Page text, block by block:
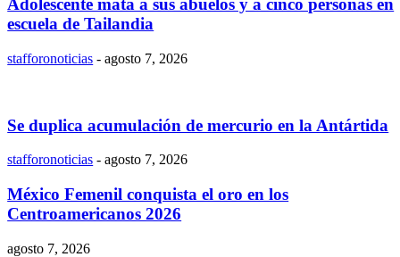
Adolescente mata a sus abuelos y a cinco personas en
escuela de Tailandia
stafforonoticias - agosto 7, 2026
Se duplica acumulación de mercurio en la Antártida
stafforonoticias - agosto 7, 2026
México Femenil conquista el oro en los
Centroamericanos 2026
agosto 7, 2026